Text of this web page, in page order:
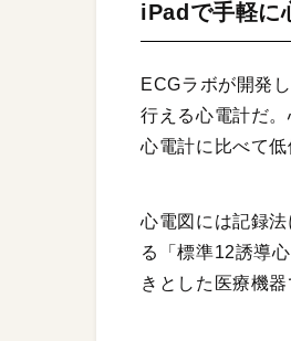
iPadで手軽に
ECGラボが開発
行える心電計だ
心電計に比べて
心電図には記録
る「標準12誘導
きとした医療機器